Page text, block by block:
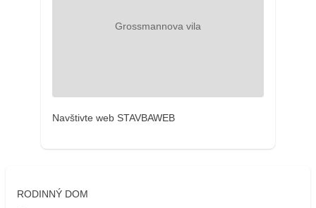
Navštivte web STAVBAWEB
RODINNÝ DOM